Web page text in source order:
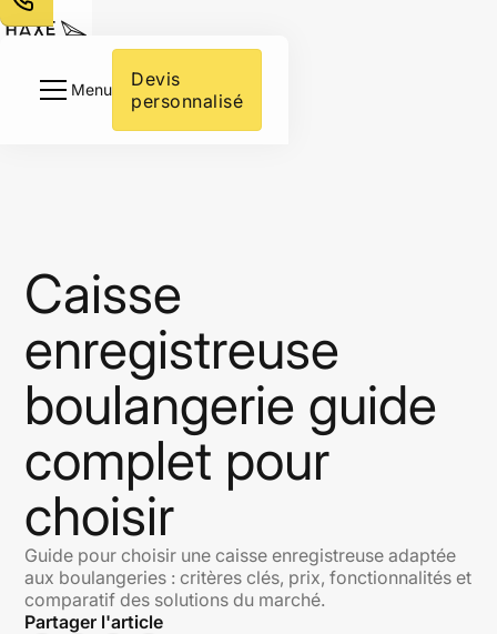
À Propos
Menu
Devis
personnalisé
Caisse
enregistreuse
boulangerie guide
complet pour
choisir
Guide pour choisir une caisse enregistreuse adaptée
aux boulangeries : critères clés, prix, fonctionnalités et
comparatif des solutions du marché.
Partager l'article